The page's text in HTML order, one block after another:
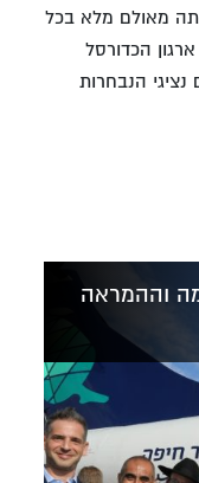
מאולם מלא בכל
הכדורסל
הנבחרות
וההמראה